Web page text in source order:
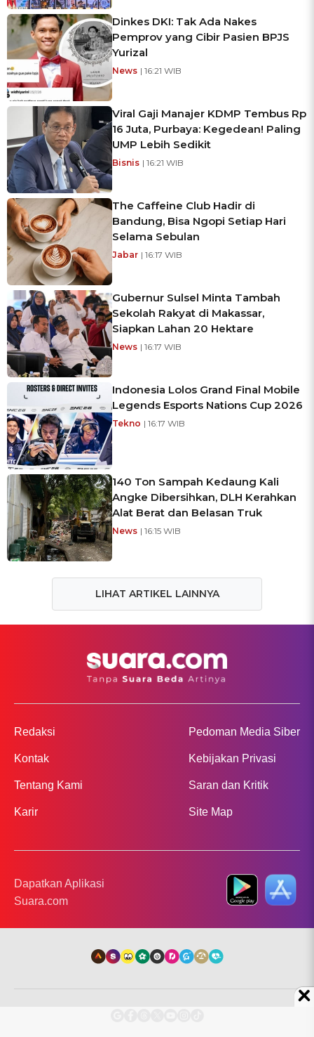
Dinkes DKI: Tak Ada Nakes
Pemprov yang Cibir Pasien BPJS
Yurizal
News | 16:21 WIB
Viral Gaji Manajer KDMP Tembus Rp
16 Juta, Purbaya: Kegedean! Paling
UMP Lebih Sedikit
Bisnis | 16:21 WIB
The Caffeine Club Hadir di
Bandung, Bisa Ngopi Setiap Hari
Selama Sebulan
Jabar | 16:17 WIB
Gubernur Sulsel Minta Tambah
Sekolah Rakyat di Makassar,
Siapkan Lahan 20 Hektare
News | 16:17 WIB
Indonesia Lolos Grand Final Mobile
Legends Esports Nations Cup 2026
Tekno | 16:17 WIB
140 Ton Sampah Kedaung Kali
Angke Dibersihkan, DLH Kerahkan
Alat Berat dan Belasan Truk
News | 16:15 WIB
LIHAT ARTIKEL LAINNYA
Redaksi
Kontak
Tentang Kami
Karir
Pedoman Media Siber
Kebijakan Privasi
Saran dan Kritik
Site Map
Dapatkan Aplikasi
Suara.com